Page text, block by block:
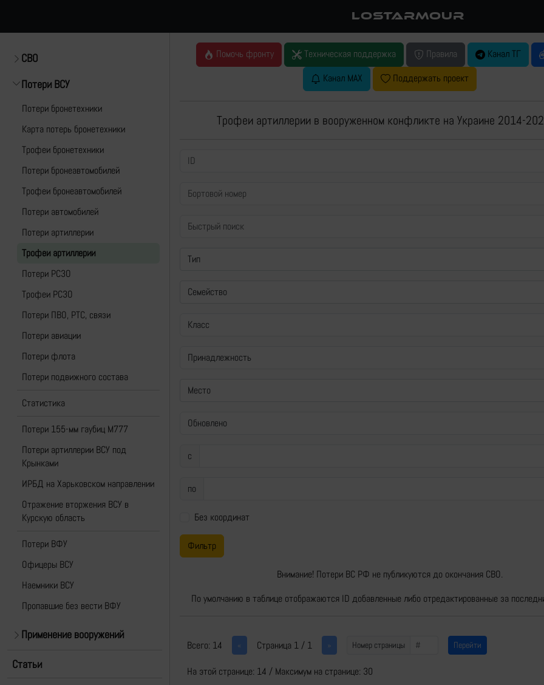
LOSTARMOUR
СВО
Потери ВСУ
Потери бронетехники
Карта потерь бронетехники
Трофеи бронетехники
Потери бронеавтомобилей
Трофеи бронеавтомобилей
Потери автомобилей
Потери артиллерии
Трофеи артиллерии
Потери РСЗО
Трофеи РСЗО
Потери ПВО, РТС, связи
Потери авиации
Потери флота
Потери подвижного состава
Статистика
Потери 155-мм гаубиц M777
Потери артиллерии ВСУ под
Крынками
ИРБД на Харьковском направлении
Отражение вторжения ВСУ в
Курскую область
Потери ВФУ
Офицеры ВСУ
Наемники ВСУ
Пропавшие без вести ВФУ
Применение вооружений
Статьи
Помочь фронту Техническая поддержка Правила Канал ТГ
Канал MAX
Поддержать проект
Трофеи артиллерии в вооруженном конфликте на Украине 2014-
Тип
Семейство
Место
с
по
Без координат
Фильтр
Внимание! Потери ВС РФ не публикуются до окончания СВО.
По умолчанию в таблице отображаются ID добавленные либо отредактированные за
Всего: 14 « Страница 1 / 1 » Номер страницы
Номер страницы Перейти
На этой странице: 14 / Максимум на странице: 30